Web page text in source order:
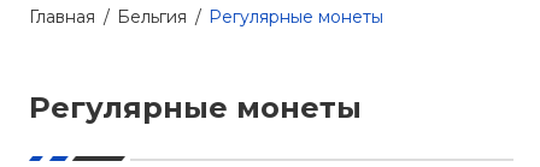
Главная Бельгия Регулярные монеты
Регулярные монеты